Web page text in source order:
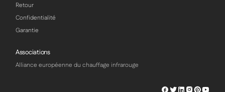
Retour
Confidentialité
Garantie
Associations
Alliance européenne du chauffage infrarouge
Herschel
Herschel
Herschel
Herschel
Herschel